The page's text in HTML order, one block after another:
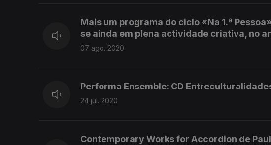
Mais um programa do ciclo «Na 1.ª
se ainda em plena actividade criativa, no
07 ago. 2020
Performa Ensemble: CD
24 jul. 2020
Contemporary Works for Accordion de